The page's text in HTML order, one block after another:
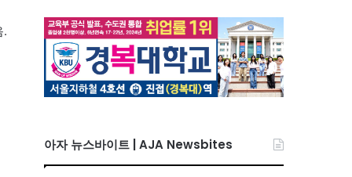
.
아자 뉴스바이트 | AJA Newsbites